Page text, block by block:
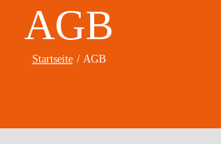
AGB
Startseite AGB